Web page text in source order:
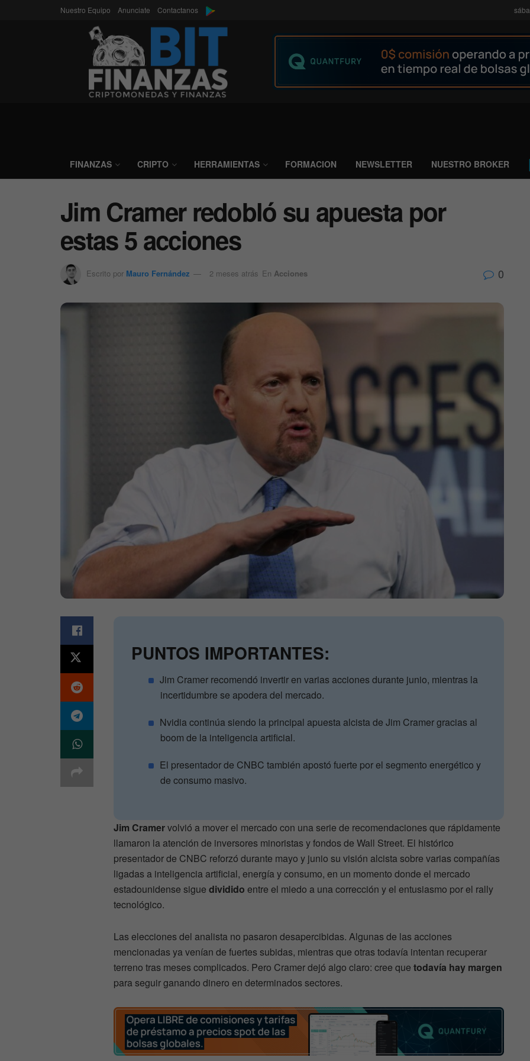
Nuestro Equipo Anunciate Contactanos
FINANZAS CRIPTO HERRAMIENTAS FORMACION NEWSLETTER NUESTRO BROKER
Jim Cramer redobló su apuesta por
estas 5 acciones
Escrito por Mauro Fernández 2 meses atrás En Acciones 0
PUNTOS IMPORTANTES:
Jim Cramer recomendó invertir en varias acciones durante junio, mientras la
incertidumbre se apodera del mercado.
Nvidia continúa siendo la principal apuesta alcista de Jim Cramer gracias al
boom de la inteligencia artificial.
El presentador de CNBC también apostó fuerte por el segmento energético y
de consumo masivo.
Jim Cramervolvió a mover el mercado con una serie de recomendaciones que rápidamente
llamaron la atención de inversores minoristas y fondos de Wall Street. El histórico
presentador de CNBC reforzó durante mayo y junio su visión alcista sobre varias compañías
ligadas a inteligencia artificial, energía y consumo, en un momento donde el mercado
estadounidense sigue dividido entre el miedo a una corrección y el entusiasmo por el rally
tecnológico.
Las elecciones del analista no pasaron desapercibidas. Algunas de las acciones
mencionadas ya venían de fuertes subidas, mientras que otras todavía intentan recuperar
terreno tras meses complicados. Pero Cramer dejó algo claro: cree que todavía hay margen
para seguir ganando dinero en determinados sectores.